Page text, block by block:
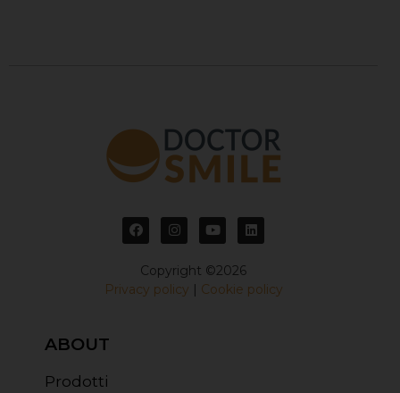
Copyright ©2026
Privacy policy | Cookie policy
ABOUT
Prodotti